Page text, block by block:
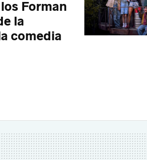
Forman
la
comedia